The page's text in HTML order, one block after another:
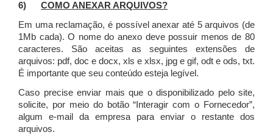
6) COMO ANEXAR ARQUIVOS?
Em uma reclamação, é possível anexar até 5 arquivos (de
1Mb cada). O nome do anexo deve possuir menos de 80
caracteres. São aceitas as seguintes extensões de
arquivos: pdf, doc e docx, xls e xlsx, jpg e gif, odt e ods, txt.
É importante que seu conteúdo esteja legível.
Caso precise enviar mais que o disponibilizado pelo site,
solicite, por meio do botão “Interagir com o Fornecedor”,
algum e-mail da empresa para enviar o restante dos
arquivos.